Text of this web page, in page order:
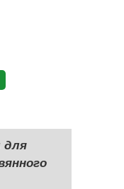
для